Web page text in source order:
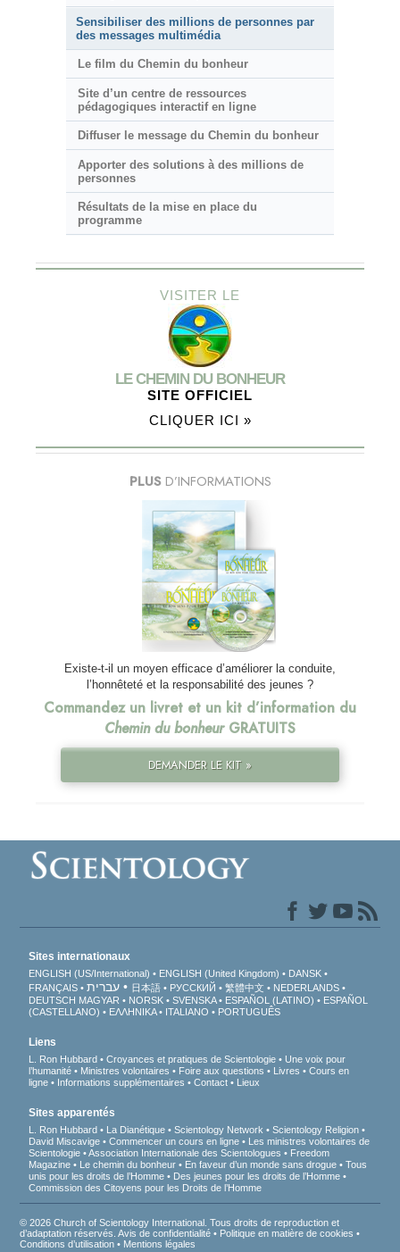
Sensibiliser des millions de personnes par
des messages multimédia
Le film du Chemin du bonheur
Site d’un centre de ressources
pédagogiques interactif en ligne
Diffuser le message du Chemin du bonheur
Apporter des solutions à des millions de
personnes
Résultats de la mise en place du
programme
VISITER LE
LE CHEMIN DU BONHEUR
SITE OFFICIEL
CLIQUER ICI »
PLUS D’INFORMATIONS
Existe-t-il un moyen efficace d’améliorer la conduite,
l’honnêteté et la responsabilité des jeunes ?
Commandez un livret et un kit d’information du
Chemin du bonheurGRATUITS
DEMANDER LE KIT »
Sites internationaux
ENGLISH (US/International) ENGLISH (United Kingdom)
DANSK
FRANÇAIS
עברית 日本語 РУССКИЙ 繁體中文
NEDERLANDS
DEUTSCH MAGYAR NORSK SVENSKA ESPAÑOL (LATINO)
ESPAÑOL
(CASTELLANO)
ΕΛΛΗΝΙΚA ITALIANO PORTUGUÊS
Liens
L. Ron Hubbard Croyances et pratiques de Scientologie
Une voix pour
l’humanité
Ministres volontaires Foire aux questions Livres
Cours en
ligne
Informations supplémentaires Contact Lieux
Sites apparentés
L. Ron Hubbard La Dianétique Scientology Network
Scientology Religion
David Miscavige
Commencer un cours en ligne
Les ministres volontaires de
Scientologie
Association Internationale des Scientologues
Freedom
Magazine
Le chemin du bonheur En faveur d’un monde sans drogue
Tous
unis pour les droits de l’Homme
Des jeunes pour les droits de l’Homme
Commission des Citoyens pour les Droits de l’Homme
© 2026 Church of Scientology International. Tous droits de reproduction et
d’adaptation réservés.Avis de confidentialité • Politique en matière de cookies •
Conditions d’utilisation • Mentions légales